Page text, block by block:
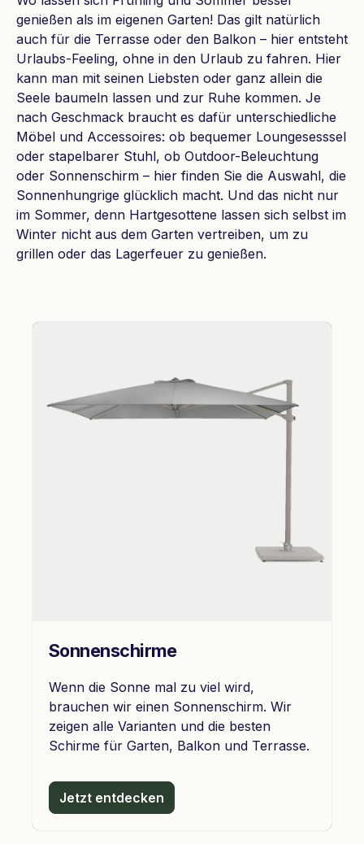
genießen als im eigenen Garten! Das gilt natürlich
auch für die Terrasse oder den Balkon – hier entsteht
Urlaubs-Feeling, ohne in den Urlaub zu fahren. Hier
kann man mit seinen Liebsten oder ganz allein die
Seele baumeln lassen und zur Ruhe kommen. Je
nach Geschmack braucht es dafür unterschiedliche
Möbel und Accessoires: ob bequemer Loungesesssel
oder stapelbarer Stuhl, ob Outdoor-Beleuchtung
oder Sonnenschirm – hier finden Sie die Auswahl, die
Sonnenhungrige glücklich macht. Und das nicht nur
im Sommer, denn Hartgesottene lassen sich selbst im
Winter nicht aus dem Garten vertreiben, um zu
grillen oder das Lagerfeuer zu genießen.
Sonnenschirme
Wenn die Sonne mal zu viel wird,
brauchen wir einen Sonnenschirm. Wir
zeigen alle Varianten und die besten
Schirme für Garten, Balkon und Terrasse.
Jetzt entdecken